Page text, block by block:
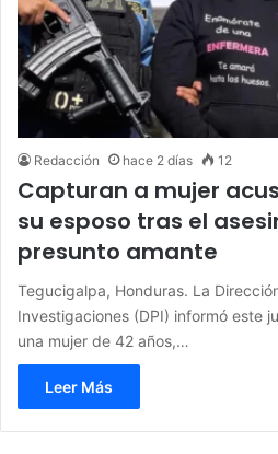
Redacción hace 2 días 12
Capturan a mujer
su esposo tras el
presunto amante
Tegucigalpa, Honduras. La
Investigaciones (DPI) informó este
una mujer de 42 años,…
Leer Más